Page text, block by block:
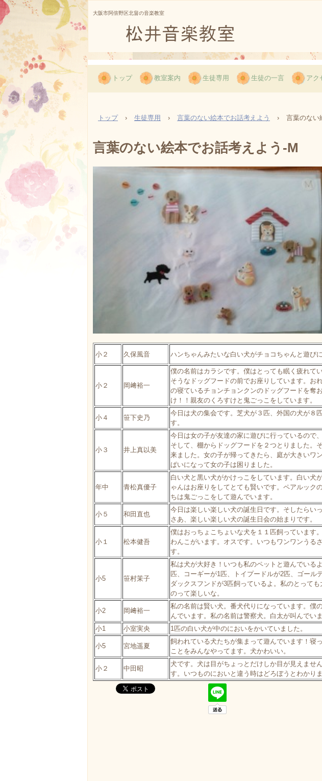
松井音楽教室
大阪市阿倍野区北畠の音楽教室
トップ 教室案内 生徒専用 生徒の一言 アク
トップ › 生徒専用 › 言葉のない絵本でお話考えよう › 言葉のない
言葉のない絵本でお話考えよう-M
小２ 久保風音 ハンちゃんみたいな白い犬がチョコちゃんと遊び
小２ 岡﨑裕一
僕の名前はカラシです。僕はとっても眠く疲れて
そうなドッグフードの前でお座りしています。お
の寝ているチョンチョンクンのドッグフードを奪
け！！親友のくろすけと鬼ごっこをしています。
小４ 笹下史乃
今日は犬の集会です。芝犬が３匹、外国の犬が８
す。
小３ 井上真以美
今日は女の子が友達の家に遊びに行っているので
そして、棚からドッグフードを２つとりました。
来ました。女の子が帰ってきたら、庭が大きいワ
ぱいになって女の子は困りました。
年中 青松真優子
白い犬と黒い犬がかけっこをしています。白い犬
ゃんはお座りをしてとても賢いです。ペアルック
ちは鬼ごっこをして遊んでいます。
小５ 和田直也
今日は楽しい楽しい犬の誕生日です。そしたらい
さあ、楽しい楽しい犬の誕生日会の始まりです。
小１ 松本健吾
僕はおっちょこちょいな犬を１１匹飼っています
わんこがいます。オスです。いつもワンワンうる
す。
小5 笹村茉子
私は犬が大好き！いつも私のペットと遊んでいる
匹、コーギーが1匹、トイプードルが2匹、ゴール
ダックスフンドが3匹飼っているよ。私のとって
のって楽しいな。
小2 岡﨑裕一
私の名前は賢い犬。番犬代りになっています。僕
んでいます。私の名前は警察犬。白太が叫んでい
小1
小室実央 1匹の白い犬が中のにおいをかいていました。
小5 宮地遥夏
飼われている犬たちが集まって遊んでいます！寝
ことをみんなやってます。犬かわいい。
小２ 中田昭
犬です。犬は目がちょっとだけしか目が見えませ
す。いつものにおいと違う時はどろぼうとわかりま